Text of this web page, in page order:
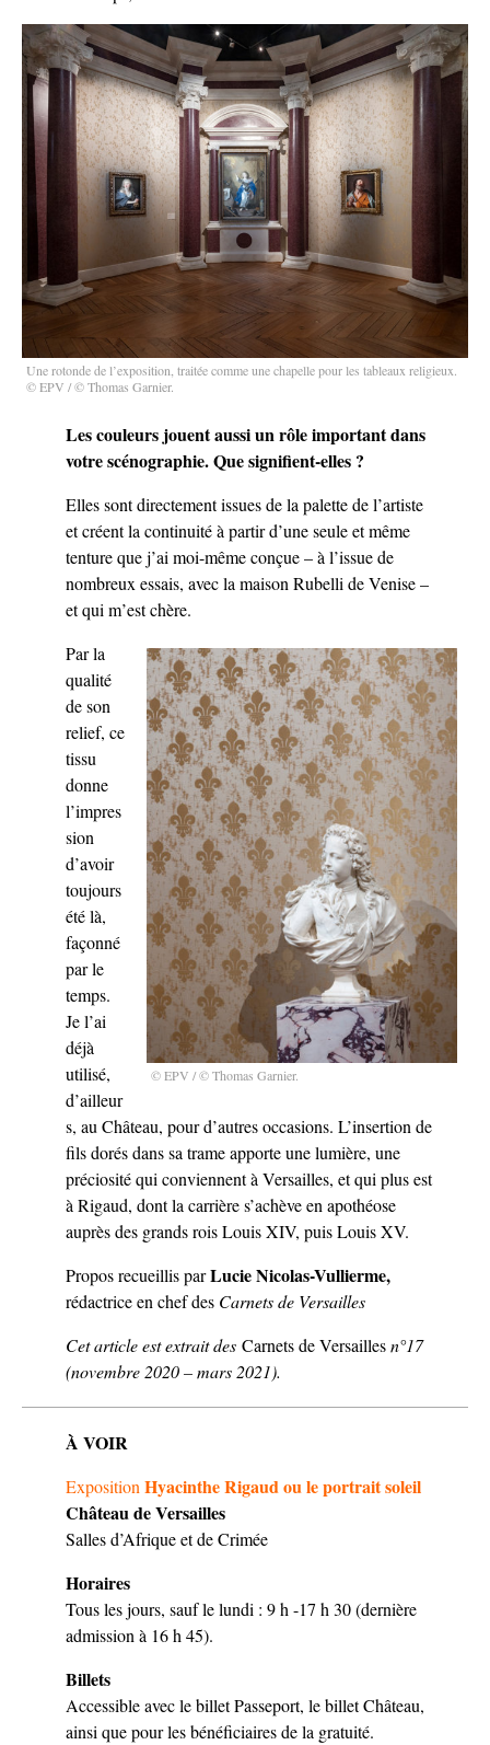
Une rotonde de l’exposition, traitée comme une chapelle pour les tableaux religieux.
© EPV / © Thomas Garnier.
Les couleurs jouent aussi un rôle important dans
votre scénographie. Que signifient-elles ?
Elles sont directement issues de la palette de l’artiste
et créent la continuité à partir d’une seule et même
tenture que j’ai moi-même conçue – à l’issue de
nombreux essais, avec la maison Rubelli de Venise –
et qui m’est chère.
© EPV / © Thomas Garnier.
Par la
qualité
de son
relief, ce
tissu
donne
l’impres
sion
d’avoir
toujours
été là,
façonné
par le
temps.
Je l’ai
déjà
utilisé,
d’ailleur
s, au Château, pour d’autres occasions. L’insertion de
fils dorés dans sa trame apporte une lumière, une
préciosité qui conviennent à Versailles, et qui plus est
à Rigaud, dont la carrière s’achève en apothéose
auprès des grands rois Louis XIV, puis Louis XV.
Propos recueillis parLucie Nicolas-Vullierme,
rédactrice en chef des Carnets de Versailles
Cet article est extrait des Carnets de Versaillesn°17
(novembre 2020 – mars 2021).
À VOIR
ExpositionHyacinthe Rigaud ou le portrait soleil
Château de Versailles
Salles d’Afrique et de Crimée
Horaires
Tous les jours, sauf le lundi : 9 h -17 h 30 (dernière
admission à 16 h 45).
Billets
Accessible avec le billet Passeport, le billet Château,
ainsi que pour les bénéficiaires de la gratuité.